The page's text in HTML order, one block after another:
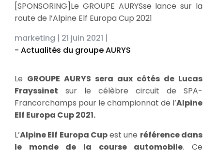
[SPONSORING]Le GROUPE AURYSse lance sur la
route de l’Alpine Elf Europa Cup 2021
marketing | 21 juin 2021 |
- Actualités du groupe AURYS
Le GROUPE AURYS sera aux côtés de Lucas
Frayssinet sur le célèbre circuit de SPA-
Francorchamps pour le championnat de l’Alpine
Elf Europa Cup 2021.
L’Alpine Elf Europa Cupest une référence dans
le monde de la course automobile. Ce